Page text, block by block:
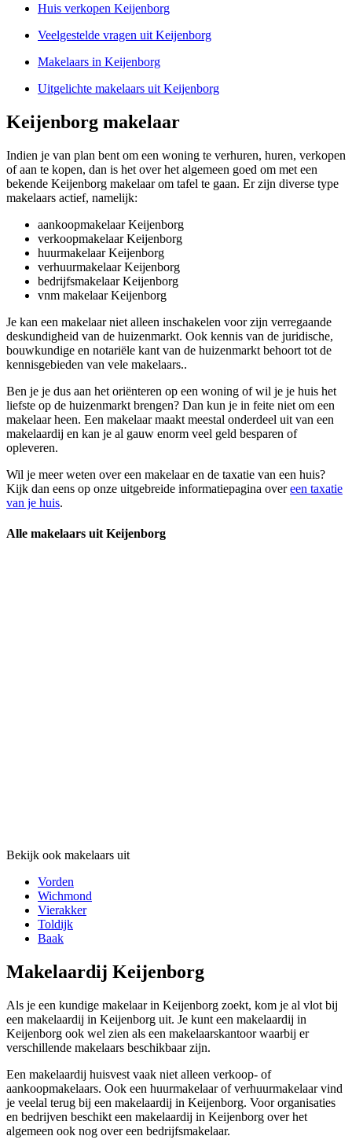
Huis verkopen Keijenborg
Veelgestelde vragen uit Keijenborg
Makelaars in Keijenborg
Uitgelichte makelaars uit Keijenborg
Keijenborg makelaar
Indien je van plan bent om een woning te verhuren, huren, verkopen
of aan te kopen, dan is het over het algemeen goed om met een
bekende Keijenborg makelaar om tafel te gaan. Er zijn diverse type
makelaars actief, namelijk:
aankoopmakelaar Keijenborg
verkoopmakelaar Keijenborg
huurmakelaar Keijenborg
verhuurmakelaar Keijenborg
bedrijfsmakelaar Keijenborg
vnm makelaar Keijenborg
Je kan een makelaar niet alleen inschakelen voor zijn verregaande
deskundigheid van de huizenmarkt. Ook kennis van de juridische,
bouwkundige en notariële kant van de huizenmarkt behoort tot de
kennisgebieden van vele makelaars..
Ben je je dus aan het oriënteren op een woning of wil je je huis het
liefste op de huizenmarkt brengen? Dan kun je in feite niet om een
makelaar heen. Een makelaar maakt meestal onderdeel uit van een
makelaardij en kan je al gauw enorm veel geld besparen of
opleveren.
Wil je meer weten over een makelaar en de taxatie van een huis?
Kijk dan eens op onze uitgebreide informatiepagina overeen taxatie
van je huis.
Alle makelaars uit Keijenborg
Bekijk ook makelaars uit
Vorden
Wichmond
Vierakker
Toldijk
Baak
Makelaardij Keijenborg
Als je een kundige makelaar in Keijenborg zoekt, kom je al vlot bij
een makelaardij in Keijenborg uit. Je kunt een makelaardij in
Keijenborg ook wel zien als een makelaarskantoor waarbij er
verschillende makelaars beschikbaar zijn.
Een makelaardij huisvest vaak niet alleen verkoop- of
aankoopmakelaars. Ook een huurmakelaar of verhuurmakelaar vind
je veelal terug bij een makelaardij in Keijenborg. Voor organisaties
en bedrijven beschikt een makelaardij in Keijenborg over het
algemeen ook nog over een bedrijfsmakelaar.